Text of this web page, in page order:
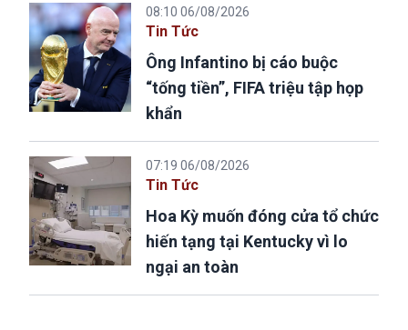
08:10 06/08/2026
Tin Tức
Ông Infantino bị cáo buộc
“tống tiền”, FIFA triệu tập họp
khẩn
07:19 06/08/2026
Tin Tức
Hoa Kỳ muốn đóng cửa tổ chức
hiến tạng tại Kentucky vì lo
ngại an toàn